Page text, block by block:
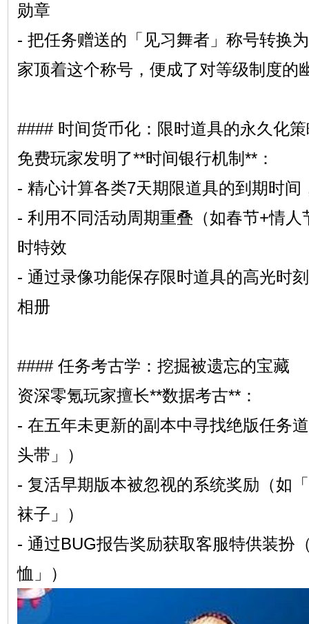
勋章
- 把任务赠送的「见习舞者」称号转换
家顶着这个称号，便成了对等级制度的
#### 时间货币化：限时道具的永久化
免费玩家发明了**时间银行机制**：
- 精心计算各类7天期限道具的到期时间
- 利用不同活动周期重叠（如春节+情
时特效
- 通过录像功能保存限时道具的高光时
相册
#### 任务考古学：挖掘被遗忘的宝藏
资深零氪玩家擅长**数据考古**：
- 在五年未更新的副本中寻找绝版任务
头带」）
- 复活早期版本被忽视的系统奖励（如
袜子」）
- 通过BUG报告奖励获取客服特供装扮
恤」）